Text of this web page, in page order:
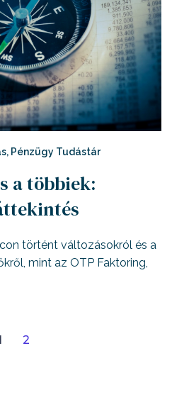
, Pénzügy Tudástár
a többiek:
történt változásokról és a
mint az OTP Faktoring,
2